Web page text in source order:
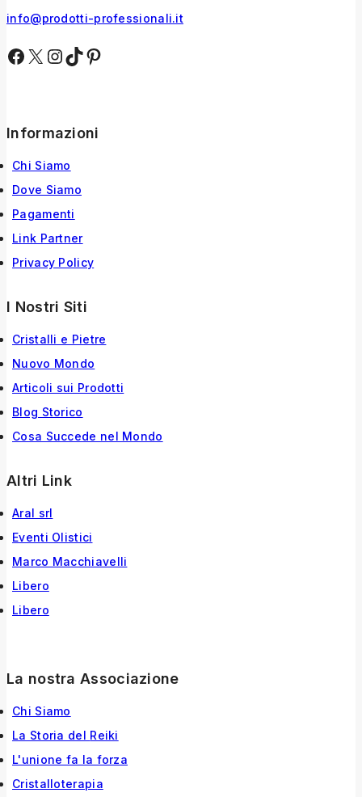
info@prodotti-professionali.it
Informazioni
Chi Siamo
Dove Siamo
Pagamenti
Link Partner
Privacy Policy
I Nostri Siti
Cristalli e Pietre
Nuovo Mondo
Articoli sui Prodotti
Blog Storico
Cosa Succede nel Mondo
Altri Link
Aral srl
Eventi Olistici
Marco Macchiavelli
Libero
Libero
La nostra Associazione
Chi Siamo
La Storia del Reiki
L'unione fa la forza
Cristalloterapia